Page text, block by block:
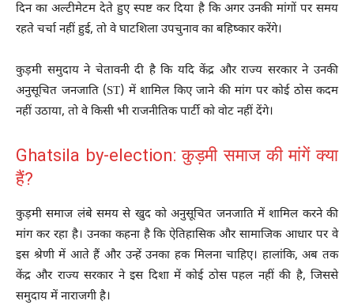
दिन का अल्टीमेटम देते हुए स्पष्ट कर दिया है कि अगर उनकी मांगों पर समय
रहते चर्चा नहीं हुई, तो वे घाटशिला उपचुनाव का बहिष्कार करेंगे।
कुड़मी समुदाय ने चेतावनी दी है कि यदि केंद्र और राज्य सरकार ने उनकी
अनुसूचित जनजाति (ST) में शामिल किए जाने की मांग पर कोई ठोस कदम
नहीं उठाया, तो वे किसी भी राजनीतिक पार्टी को वोट नहीं देंगे।
Ghatsila by-election: कुड़मी समाज की मांगें क्या
हैं?
कुड़मी समाज लंबे समय से खुद को अनुसूचित जनजाति में शामिल करने की
मांग कर रहा है। उनका कहना है कि ऐतिहासिक और सामाजिक आधार पर वे
इस श्रेणी में आते हैं और उन्हें उनका हक मिलना चाहिए। हालांकि, अब तक
केंद्र और राज्य सरकार ने इस दिशा में कोई ठोस पहल नहीं की है, जिससे
समुदाय में नाराजगी है।